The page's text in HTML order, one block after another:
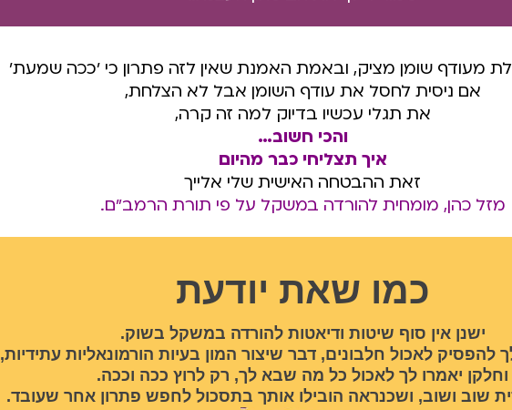
מעודף שומן מציק, ובאמת האמנת שאין לזה פתרון כי 'ככה שמעת'
אם ניסית לחסל את עודף השומן אבל לא הצלחת,
את תגלי עכשיו בדיוק למה זה קרה,
​​והכי חשוב…
איך תצליחי כבר מהיום
זאת ההבטחה האישית שלי אלייך
מזל כהן, מומחית להורדה במשקל על פי תורת הרמב"ם.
כמו שאת יודעת
ישנן אין סוף שיטות ודיאטות להורדה במשקל בשוק.
להפסיק לאכול חלבונים, דבר שיצור המון בעיות הורמונאליות עתידיות,
וחלקן יאמרו לך לאכול כל מה שבא לך, רק לרוץ ככה וככה.
שוב ושוב, ושכנראה הובילו אותך בתסכול לחפש פתרון אחר שעובד.